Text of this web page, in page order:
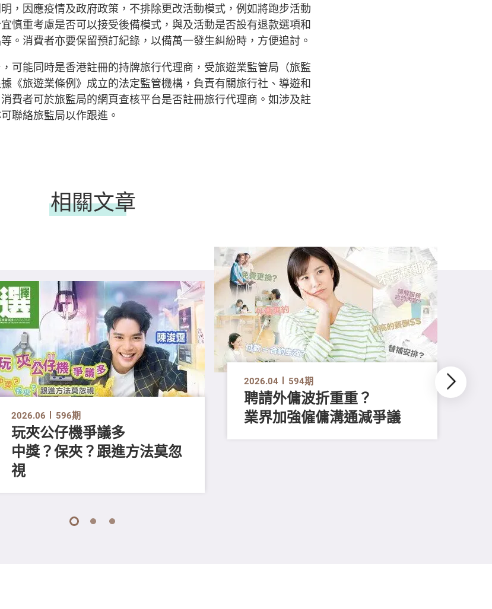
，因應疫情及政府政策，不排除更改活動模式，例如將跑步活動
慎重考慮是否可以接受後備模式，與及活動是否設有退款選項和
。消費者亦要保留預訂紀錄，以備萬一發生糾紛時，方便追討。
可能同時是香港註冊的持牌旅行代理商，受旅遊業監管局（旅監
《旅遊業條例》成立的法定監管機構，負責有關旅行社、導遊和
費者可於旅監局的網頁查核平台是否註冊旅行代理商。如涉及註
聯絡旅監局以作跟進。
相關文章
2026.06 596期
玩夾公仔機爭議多
中獎？保夾？跟進方法莫忽
視
2026.04 594期
聘請外傭波折重重？
業界加強僱傭溝通減爭議
1 2 3